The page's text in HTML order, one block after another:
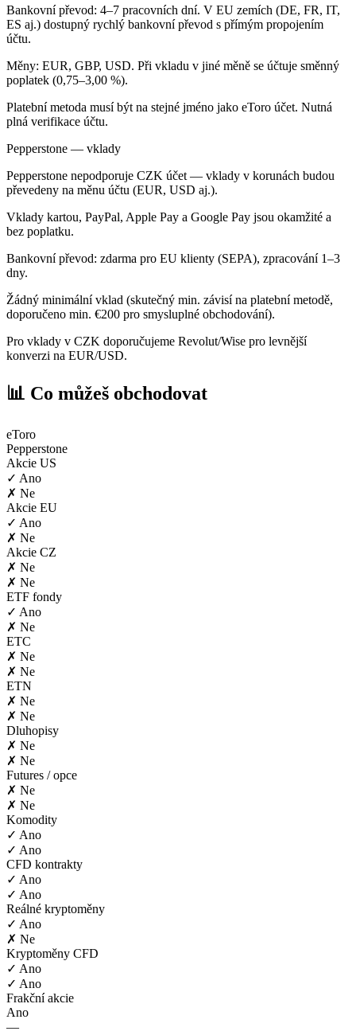
Bankovní převod: 4–7 pracovních dní. V EU zemích (DE, FR, IT,
ES aj.) dostupný rychlý bankovní převod s přímým propojením
účtu.
Měny: EUR, GBP, USD. Při vkladu v jiné měně se účtuje směnný
poplatek (0,75–3,00 %).
Platební metoda musí být na stejné jméno jako eToro účet. Nutná
plná verifikace účtu.
Pepperstone — vklady
Pepperstone nepodporuje CZK účet — vklady v korunách budou
převedeny na měnu účtu (EUR, USD aj.).
Vklady kartou, PayPal, Apple Pay a Google Pay jsou okamžité a
bez poplatku.
Bankovní převod: zdarma pro EU klienty (SEPA), zpracování 1–3
dny.
Žádný minimální vklad (skutečný min. závisí na platební metodě,
doporučeno min. €200 pro smysluplné obchodování).
Pro vklady v CZK doporučujeme Revolut/Wise pro levnější
konverzi na EUR/USD.
📊 Co můžeš obchodovat
eToro
Pepperstone
Akcie US
✓ Ano
✗ Ne
Akcie EU
✓ Ano
✗ Ne
Akcie CZ
✗ Ne
✗ Ne
ETF fondy
✓ Ano
✗ Ne
ETC
✗ Ne
✗ Ne
ETN
✗ Ne
✗ Ne
Dluhopisy
✗ Ne
✗ Ne
Futures / opce
✗ Ne
✗ Ne
Komodity
✓ Ano
✓ Ano
CFD kontrakty
✓ Ano
✓ Ano
Reálné kryptoměny
✓ Ano
✗ Ne
Kryptoměny CFD
✓ Ano
✓ Ano
Frakční akcie
Ano
—